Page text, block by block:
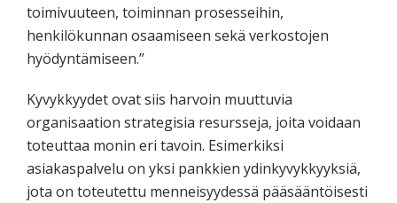
toimivuuteen, toiminnan prosesseihin,
henkilökunnan osaamiseen sekä verkostojen
hyödyntämiseen.”
Kyvykkyydet ovat siis harvoin muuttuvia
organisaation strategisia resursseja, joita voidaan
toteuttaa monin eri tavoin. Esimerkiksi
asiakaspalvelu on yksi pankkien ydinkyvykkyyksiä,
jota on toteutettu menneisyydessä pääsääntöisesti